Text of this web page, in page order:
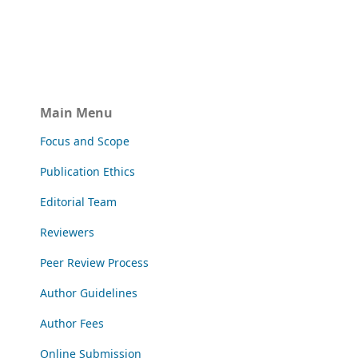
Main Menu
Focus and Scope
Publication Ethics
Editorial Team
Reviewers
Peer Review Process
Author Guidelines
Author Fees
Online Submission